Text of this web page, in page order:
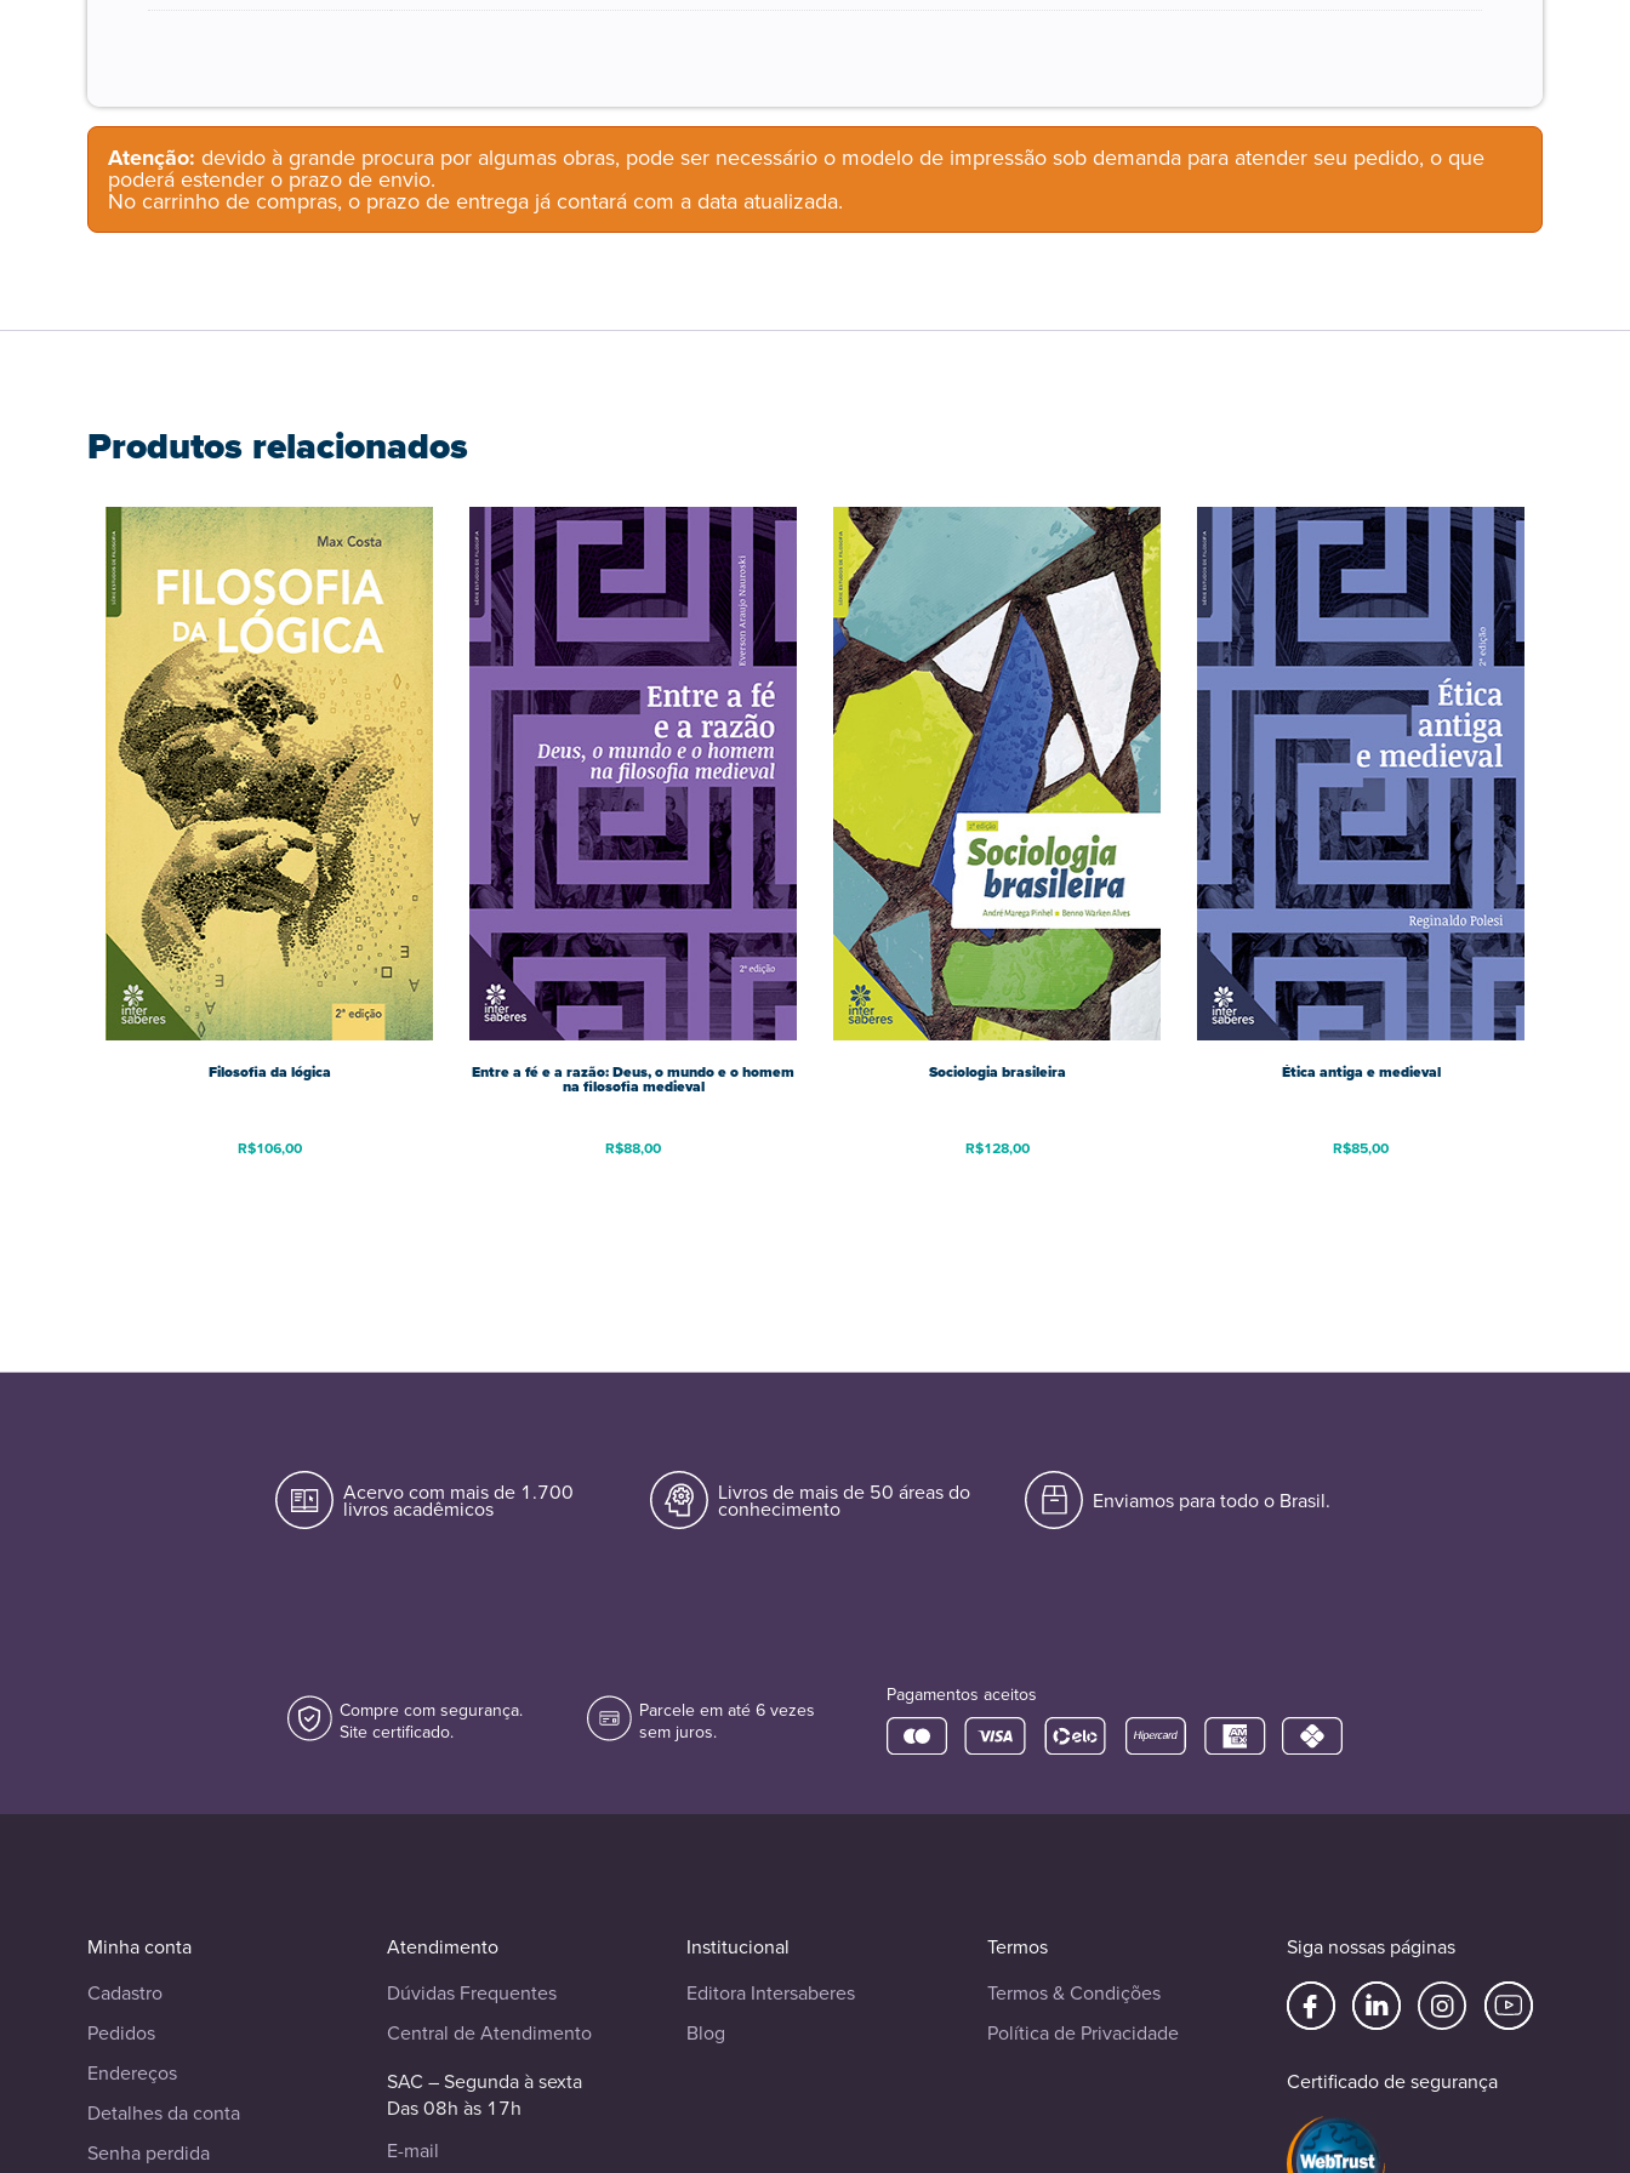
Atenção: devido à grande procura por algumas obras, pode ser necessário o modelo de impressão sob demanda para atender seu pedido, o que
poderá estender o prazo de envio.
No carrinho de compras, o prazo de entrega já contará com a data atualizada.
Produtos relacionados
Filosofia da lógica
R$106,00
Entre a fé e a razão: Deus, o mundo e o homem
na filosofia medieval
R$88,00
Sociologia brasileira
R$128,00
Ética antiga e medieval
R$85,00
Acervo com mais de 1.700
livros acadêmicos
Livros de mais de 50 áreas do
conhecimento Enviamos para todo o Brasil.
Compre com segurança.
Site certificado.
Parcele em até 6 vezes
sem juros.
Pagamentos aceitos
Minha conta
Cadastro
Pedidos
Endereços
Detalhes da conta
Senha perdida
Atendimento
Dúvidas Frequentes
Central de Atendimento
SAC – Segunda à sexta
Das 08h às 17h
E-mail
Institucional
Editora Intersaberes
Blog
Termos
Termos & Condições
Política de Privacidade
Siga nossas páginas
Certificado de segurança